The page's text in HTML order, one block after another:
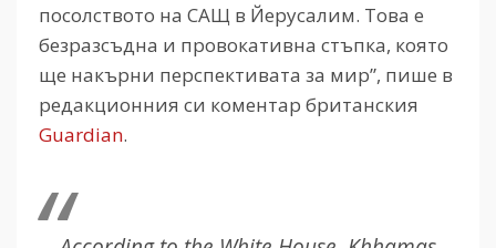
посолството на САЩ в Йерусалим. Това е
безразсъдна и провокативна стъпка, която
ще накърни перспективата за мир”, пише в
редакционния си коментар британския
Guardian.